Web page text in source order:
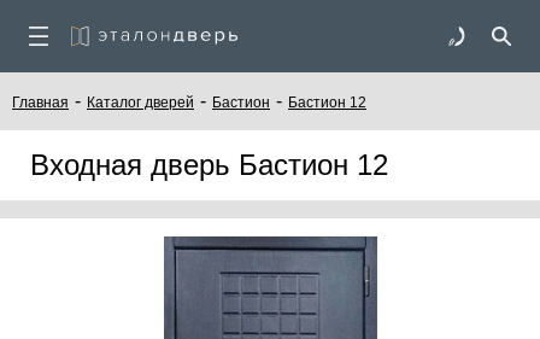
Главная - Каталог дверей - Бастион - Бастион 12
Входная дверь Бастион 12